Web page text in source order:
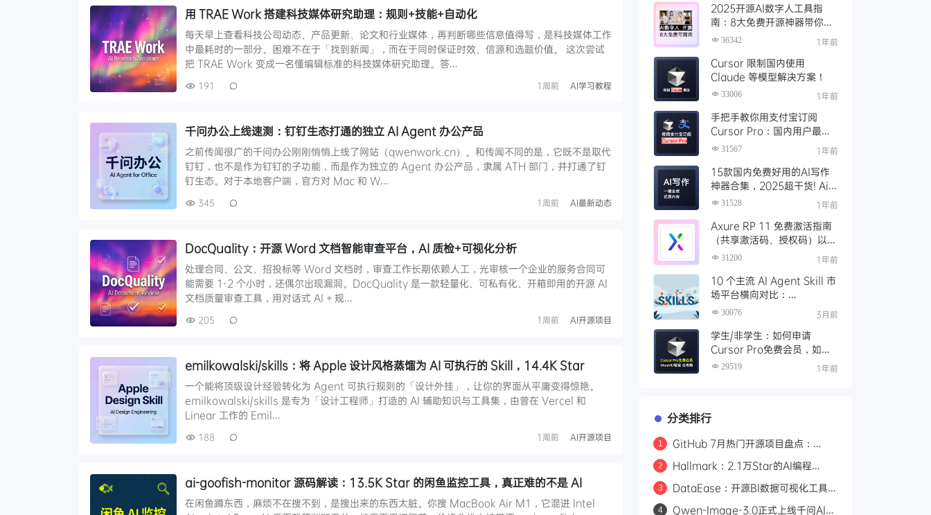
用 TRAE Work 搭建科技媒体研究助理：规则+技能+自动化
每天早上查看科技公司动态、产品更新、论文和行业媒体，再判断哪些信息值得写，是科技媒体工作
中最耗时的一部分。困难不在于「找到新闻」，而在于同时保证时效、信源和选题价值。 这次尝试
把 TRAE Work 变成一名懂编辑标准的科技媒体研究助理。答…
191 1周前 AI学习教程
千问办公上线速测：钉钉生态打通的独立 AI Agent 办公产品
之前传闻很广的千问办公刚刚悄悄上线了网站（qwenwork.cn）。和传闻不同的是，它既不是取代
钉钉，也不是作为钉钉的子功能，而是作为独立的 Agent 办公产品，隶属 ATH 部门，并打通了钉
钉生态。对于本地客户端，官方对 Mac 和 W…
345 1周前 AI最新动态
DocQuality：开源 Word 文档智能审查平台，AI 质检+可视化分析
处理合同、公文、招投标等 Word 文档时，审查工作长期依赖人工，光审核一个企业的服务合同可
能需要 1-2 个小时，还偶尔出现漏洞。DocQuality 是一款轻量化、可私有化、开箱即用的开源 AI
文档质量审查工具，用对话式 AI + 规…
205 1周前 AI开源项目
emilkowalski/skills：将 Apple 设计风格蒸馏为 AI 可执行的 Skill，14.4K Star
一个能将顶级设计经验转化为 Agent 可执行规则的「设计外挂」，让你的界面从平庸变得惊艳。
emilkowalski/skills 是专为「设计工程师」打造的 AI 辅助知识与工具集，由曾在 Vercel 和
Linear 工作的 Emil…
188 1周前 AI开源项目
ai-goofish-monitor 源码解读：13.5K Star 的闲鱼监控工具，真正难的不是 AI
在闲鱼蹲东西，麻烦不在搜不到，是搜出来的东西太脏。你搜 MacBook Air M1，它混进 Intel
2025开源AI数字人工具指
南：8大免费开源神器带你免
费解锁可商用的AI数字人
36342 1年前
Cursor 限制国内使用
Claude 等模型解决方案！
33006 1年前
手把手教你用支付宝订阅
Cursor Pro：国内用户最全
开通教程（附取消自动扣费）
31567 1年前
15款国内免费好用的AI写作
神器合集，2025超干货! Ai
写作工具推荐，支持论文长文
31528 1年前
Axure RP 11 免费激活指南
（共享激活码、授权码）以及
永久激活方法分享
31200 1年前
10 个主流 AI Agent Skill 市
场平台横向对比：
Clawhub、Skillsmp、
30076 3月前
学生/非学生：如何申请
Cursor Pro免费会员，如何
通过SheerID验证快速激活全
29519 1年前
分类排行
1
GitHub 7月热门开源项目盘点：
得关注的项目
2
Hallmark：2.1万Star的AI编程
面设计
3
DataEase：开源BI数据可视化工具，
4
Qwen-Image-3.0正式上线千问AI平